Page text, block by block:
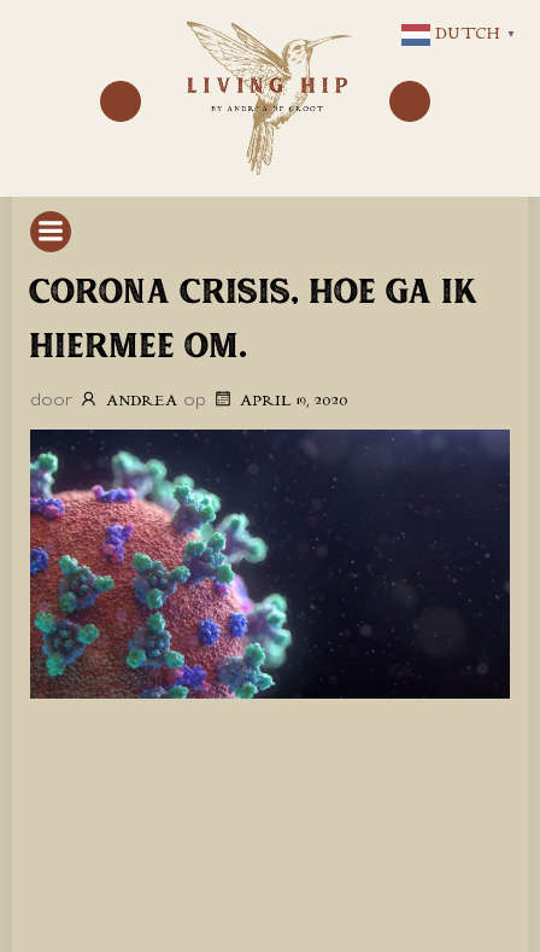
NAAR
DE
INHOUD
CORONA CRISIS, HOE GA IK
HIERMEE OM.
door ANDREA op APRIL 19, 2020
DUTCH ▼